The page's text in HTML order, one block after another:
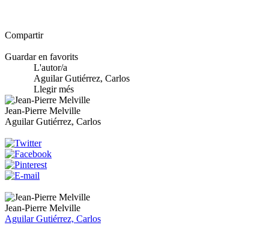
Compartir
Guardar en favorits
L'autor/a
Aguilar Gutiérrez, Carlos
Llegir més
Jean-Pierre Melville
Aguilar Gutiérrez, Carlos
Jean-Pierre Melville
Aguilar Gutiérrez, Carlos